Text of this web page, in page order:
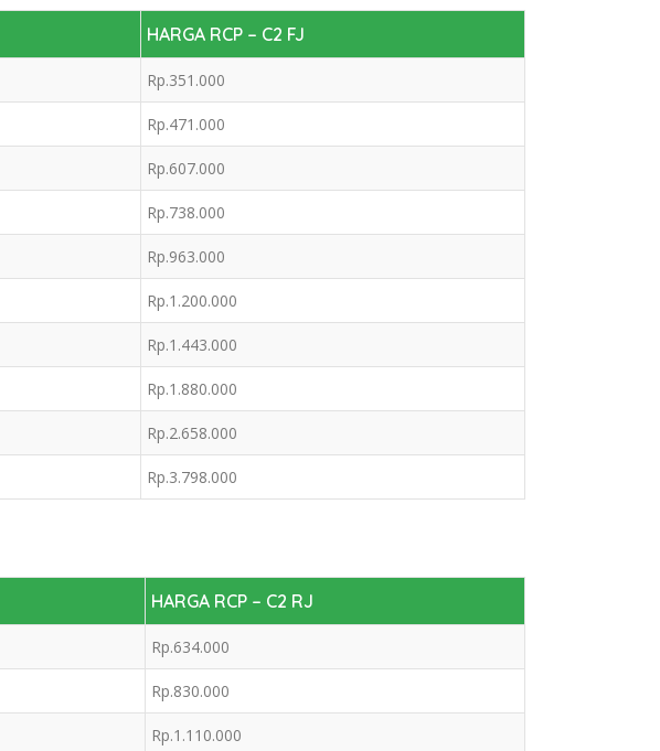
HARGA RCP – C2 FJ
Rp.351.000
Rp.471.000
Rp.607.000
Rp.738.000
Rp.963.000
Rp.1.200.000
Rp.1.443.000
Rp.1.880.000
Rp.2.658.000
Rp.3.798.000
HARGA RCP – C2 RJ
Rp.634.000
Rp.830.000
Rp.1.110.000